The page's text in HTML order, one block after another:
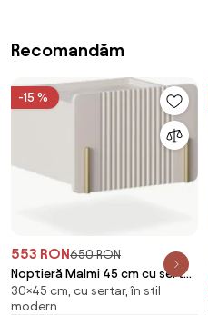
Recomandăm
-15 %
553 RON650 RON
Noptieră Malmi 45 cm cu sertar
- cashmir / crema bianca / gold
30×45 cm, cu sertar, în stil
modern